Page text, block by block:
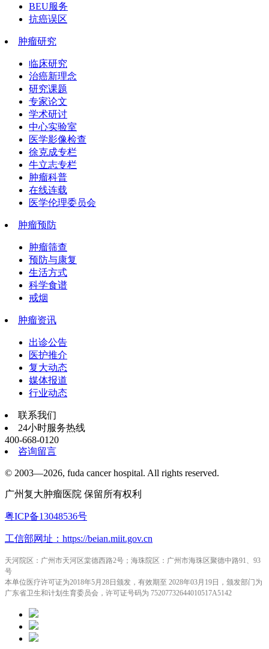
BEU服务
抗癌误区
肿瘤研究
临床研究
治癌新理念
研究课题
专家论文
学术研讨
中心实验室
医学影像检查
徐克成专栏
牛立志专栏
肿瘤科普
在线连载
医学伦理委员会
肿瘤预防
肿瘤筛查
预防与康复
生活方式
科学食谱
戒烟
肿瘤资讯
出诊公告
医护推介
复大动态
媒体报道
行业动态
联系我们
24小时服务热线
400-668-0120
咨询留言
© 2003—2026, fuda cancer hospital. All rights reserved.
广州复大肿瘤医院 保留所有权利
粤ICP备13048536号
工信部网址：https://beian.miit.gov.cn
天河院区：广州市天河区棠德西路2号；海珠院区：广州市海珠区聚德中路91、93
号
本单位医疗许可证为2018年5月28日颁发，有效期至 2028年03月19日，颁发部门为
广东省卫生和计划生育委员会，许可证号码为 75207732644010517A5142